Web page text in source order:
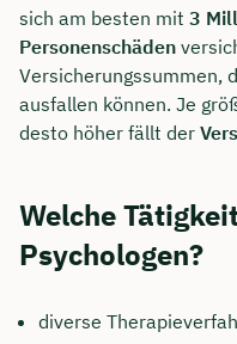
sich am besten mit 3
Personenschäden
Versicherungssummen,
ausfallen können. Je
desto höher fällt der
Welche
Psychologen?
diverse